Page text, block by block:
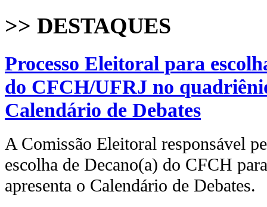
>> DESTAQUES
Processo Eleitoral para
do CFCH/UFRJ no
Calendário de Debates
A Comissão Eleitoral responsável
escolha de Decano(a) do CFCH
apresenta o Calendário de Debates.